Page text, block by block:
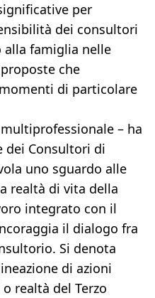
per
dei consultori
alla famiglia nelle
che
di particolare
multiprofessionale – ha
dei Consultori di
uno sguardo alle
realtà di vita della
integrato con il
il dialogo fra
Si denota
di azioni
realtà del Terzo